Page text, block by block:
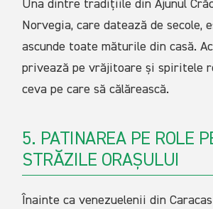
Una dintre tradițiile din Ajunul
Norvegia, care datează de secole,
ascunde toate măturile din casă.
privează pe vrăjitoare și spiritele
ceva pe care să călărească.
5. PATINAREA PE ROLE
STRĂZILE ORAȘULUI
Înainte ca venezuelenii din